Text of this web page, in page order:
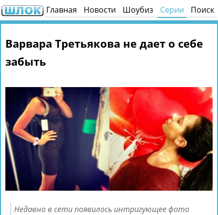
Главная Новости Шоубиз Серии Поиск
Варвара Третьякова не дает о себе
забыть
Недавно в сети появилось интригующее фото